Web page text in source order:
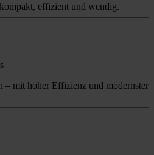
effizient und wendig.
– mit hoher Effizienz und modernster